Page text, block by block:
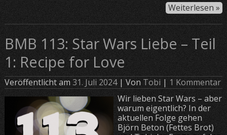
Weiterlesen »
BMB 113: Star Wars Liebe – Teil
1: Recipe for Love
Veröffentlicht am31. Juli 2024| Von Tobi | 1 Kommentar
Wir lieben Star Wars – aber
warum eigentlich? In der
aktuellen Folge gehen
Björn Beton (Fettes Brot)